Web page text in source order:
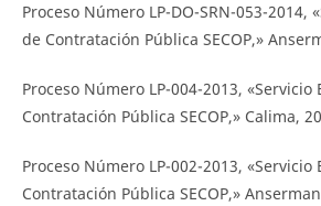
Proceso Número LP-DO-SRN-053-2014,
de Contratación Pública SECOP,»
Proceso Número LP-004-2013,
Contratación Pública SECOP,» Calima,
Proceso Número LP-002-2013,
Contratación Pública SECOP,»